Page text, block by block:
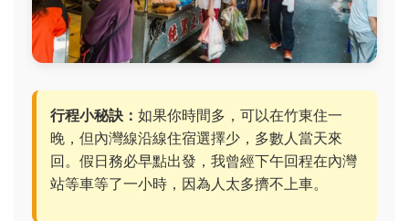
行程小秘訣： 如果你時間多，可以在竹東住一
晚，但內灣線沿線住宿選擇少，多數人當天來
回。假日務必早點出發，我曾經下午回程在內灣
站等車等了一小時，因為人太多擠不上車。